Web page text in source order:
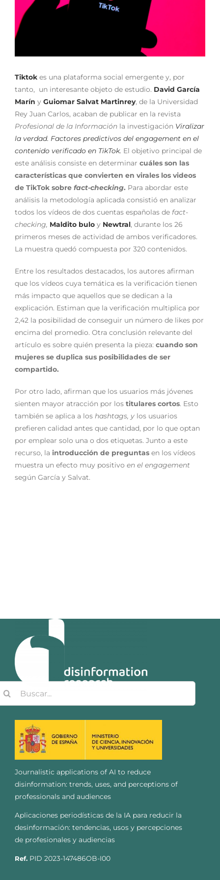
Tiktokes una plataforma social emergentey, por
tanto, un interesante objeto de estudio. David García
Marín y Guiomar Salvat Martinrey, de la Universidad
Rey Juan Carlos, acaban de publicar en la revista
Profesional de la Informaciónla investigación Viralizar
la verdad. Factores predictivos del engagement en el
contenido verificado en TikTok. El objetivo principal de
este análisis consiste en determinar cuáles son las
características que convierten en virales los videos
de TikTok sobre fact-checking. Para abordar este
análisis la metodología aplicada consistió en analizar
todos los vídeos de dos cuentas españolas de fact-
checking, Maldito buloy Newtral, durante los 26
primeros meses de actividad de ambos verificadores.
La muestra quedó compuesta por 320 contenidos.
Entre los resultados destacados, los autores afirman
que los vídeoscuya temática es la verificación tienen
más impacto que aquellos que se dedican a la
explicación. Estiman que la verificación multiplica por
2,42 la posibilidad de conseguir un número de likes por
encima del promedio. Otra conclusión relevante del
artículo es sobre quién presenta la pieza: cuando son
mujeres se duplica sus posibilidades de ser
compartido.
Por otro lado, afirman que los usuarios más jóvenes
sienten mayor atracción por los titulares cortos. Esto
también se aplica a los hashtags, ylos usuarios
prefieren calidad antes que cantidad, por lo que optan
por emplear solo una o dos etiquetas. Junto a este
recurso, la introducción de preguntasen los vídeos
muestra un efecto muy positivo en el engagement
según García y Salvat.
Journalistic applications of AI to reduce
disinformation: trends, uses, and perceptions of
professionals and audiences
Aplicaciones periodísticas de la IA para reducir la
desinformación: tendencias, usos y percepciones
de profesionales y audiencias
Ref. PID 2023-147486OB-I00